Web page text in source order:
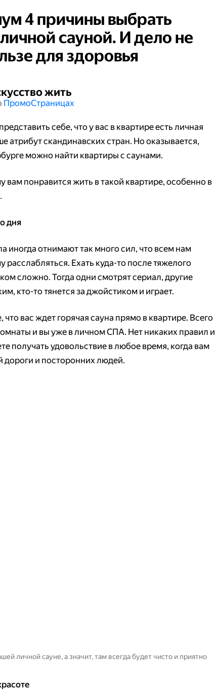
4 причины выбрать
сауной. И дело не
для здоровья
жить
Промо​​​​​​​Страницах
себе, что у вас в квартире есть личная
атрибут скандинавских стран. Но оказывается,
можно найти квартиры с саунами.
вам понравится жить в такой квартире, особенно в
дня
иногда отнимают так много сил, что всем нам
Ехать куда-то после тяжелого
сложно. Тогда одни смотрят сериал, другие
кто-то тянется за джойстиком и играет.
что вас ждет горячая сауна прямо в квартире. Всего
и вы уже в личном СПА. Нет никаких правил и
получать удовольствие в любое время, когда вам
дороги и посторонних людей.
личной сауне, а значит, там всегда будет чисто и приятно